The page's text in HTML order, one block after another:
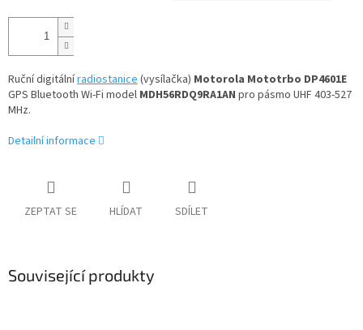
Ruční digitálníradiostanice(vysílačka) Motorola Mototrbo DP4601E
GPS Bluetooth Wi-Fi model MDH56RDQ9RA1AN pro pásmo UHF 403-527
MHz.
Detailní informace
ZEPTAT SE HLÍDAT SDÍLET
Související produkty